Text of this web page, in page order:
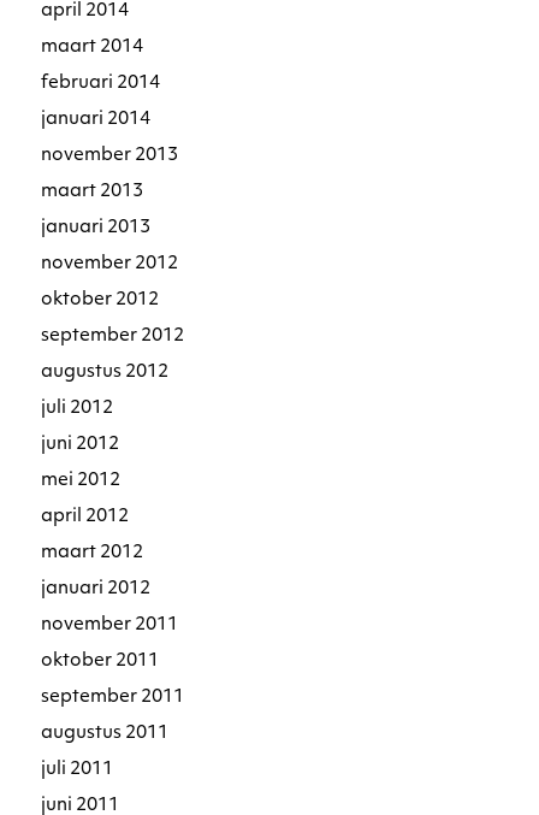
april 2014
maart 2014
februari 2014
januari 2014
november 2013
maart 2013
januari 2013
november 2012
oktober 2012
september 2012
augustus 2012
juli 2012
juni 2012
mei 2012
april 2012
maart 2012
januari 2012
november 2011
oktober 2011
september 2011
augustus 2011
juli 2011
juni 2011